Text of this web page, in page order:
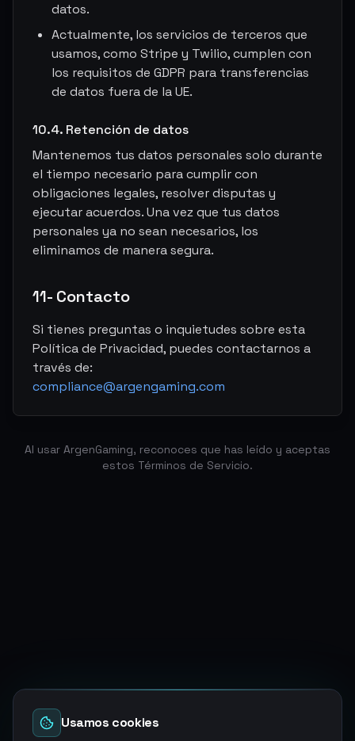
datos.
Actualmente, los servicios de terceros que
usamos, como Stripe y Twilio, cumplen con
los requisitos de GDPR para transferencias
de datos fuera de la UE.
10.4. Retención de datos
Mantenemos tus datos personales solo durante
el tiempo necesario para cumplir con
obligaciones legales, resolver disputas y
ejecutar acuerdos. Una vez que tus datos
personales ya no sean necesarios, los
eliminamos de manera segura.
11- Contacto
Si tienes preguntas o inquietudes sobre esta
Política de Privacidad, puedes contactarnos a
través de:
compliance@argengaming.com
Al usar ArgenGaming, reconoces que has leído y aceptas
estos Términos de Servicio.
Usamos cookies